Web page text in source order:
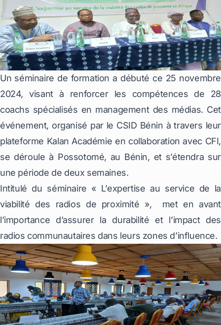
Un séminaire de formation a débuté ce 25 novembre
2024, visant à renforcer les compétences de 28
coachs spécialisés en management des médias. Cet
événement, organisé par le CSID Bénin à travers leur
plateforme Kalan Académie en collaboration avec CFI,
se déroule à Possotomé, au Bénin, et s’étendra sur
une période de deux semaines.
Intitulé du séminaire « L’expertise au service de la
viabilité des radios de proximité », met en avant
l’importance d’assurer la durabilité et l’impact des
radios communautaires dans leurs zones d’influence.